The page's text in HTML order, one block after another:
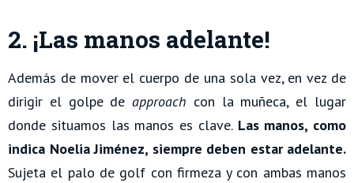
2. ¡Las manos adelante!
Además de mover el cuerpo de una sola vez, en vez de
dirigir el golpe deapproach con la muñeca, el lugar
donde situamos las manos es clave. Las manos, como
indica Noelia Jiménez, siempre deben estar adelante.
Sujeta el palo de golf con firmeza y con ambas manos